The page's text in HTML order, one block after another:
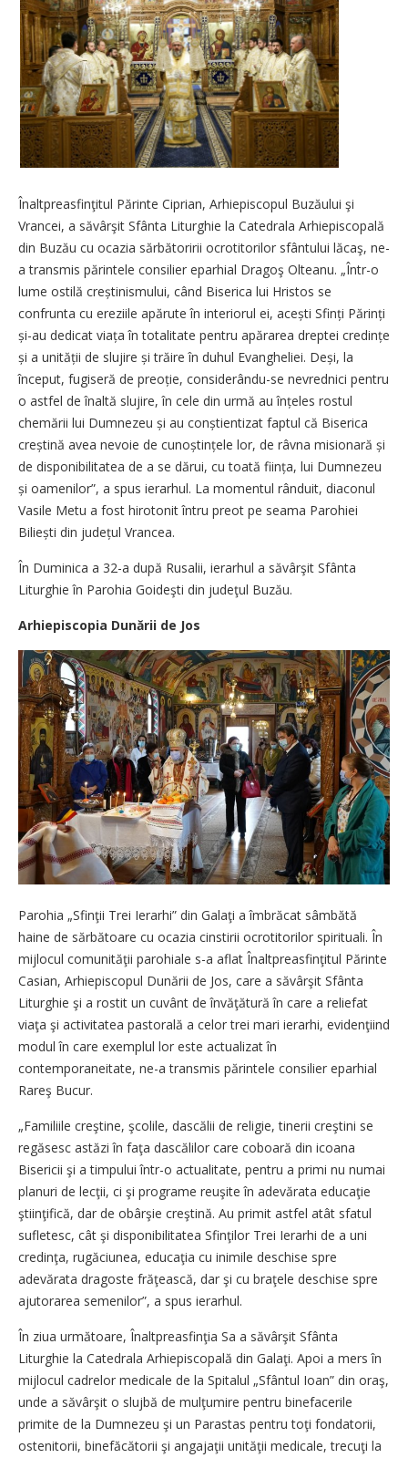
Înaltpreasfinţitul Părinte Ciprian, Arhiepiscopul Buzăului şi
Vrancei, a săvârşit Sfânta Liturghie la Catedrala Arhiepiscopală
din Buzău cu ocazia sărbătoririi ocrotitorilor sfântului lăcaş, ne-
a transmis părintele consilier eparhial Dragoş Olteanu. „Într-o
lume ostilă crești­nismului, când Biserica lui Hristos se
confrunta cu ereziile apărute în interiorul ei, acești Sfinți Părinți
și-au dedicat viața în totalitate pentru apărarea dreptei credințe
și a unității de slujire și trăire în duhul Evangheliei. Deși, la
început, fugiseră de preoție, considerându-se nevrednici pentru
o astfel de înaltă slujire, în cele din urmă au înțeles rostul
chemării lui Dumnezeu și au conștientizat faptul că Biserica
creș­tină avea nevoie de cunoș­tințele lor, de râvna misionară și
de disponibilitatea de a se dărui, cu toată ființa, lui Dumnezeu
și oamenilor”, a spus ierarhul. La momentul rânduit, diaconul
Vasile Metu a fost hirotonit întru preot pe seama Parohiei
Biliești din județul Vrancea.
În Duminica a 32-a după Rusalii, ierarhul a săvârşit Sfânta
Liturghie în Parohia Goideşti din judeţul Buzău.
Arhiepiscopia Dunării de Jos
Parohia „Sfinţii Trei Ierarhi” din Galaţi a îmbrăcat sâmbătă
haine de sărbătoare cu ocazia cinstirii ocrotitorilor spirituali. În
mijlocul comunităţii parohiale s-a aflat Înaltpreasfinţitul Părinte
Casian, Arhiepiscopul Dunării de Jos, care a săvârşit Sfânta
Liturghie şi a rostit un cuvânt de învăţătură în care a reliefat
viaţa şi activitatea pastorală a celor trei mari ierarhi, evidenţiind
modul în care exemplul lor este actualizat în
contemporaneitate, ne-a transmis părintele consilier eparhial
Rareş Bucur.
„Familiile creştine, şcolile, dascălii de religie, tinerii creştini se
regăsesc astăzi în faţa dascălilor care coboară din icoana
Bisericii şi a timpului într-o actualitate, pentru a primi nu numai
planuri de lecţii, ci şi programe reuşite în adevărata educaţie
ştiinţifică, dar de obârşie creştină. Au primit astfel atât sfatul
sufletesc, cât şi disponibilitatea Sfinţilor Trei Ierarhi de a uni
credinţa, rugăciunea, educaţia cu inimile deschise spre
adevărata dragoste frăţească, dar şi cu braţele deschise spre
ajutorarea semenilor”, a spus ierarhul.
În ziua următoare, Înaltprea­sfinţia Sa a săvârşit Sfânta
Liturghie la Catedrala Arhiepiscopală din Galaţi. Apoi a mers în
mijlocul cadrelor medicale de la Spitalul „Sfântul Ioan” din oraş,
unde a săvârşit o slujbă de mulţumire pentru binefacerile
primite de la Dumnezeu şi un Parastas pentru toţi fondatorii,
ostenitorii, binefăcătorii şi angajaţii unităţii medicale, trecuţi la